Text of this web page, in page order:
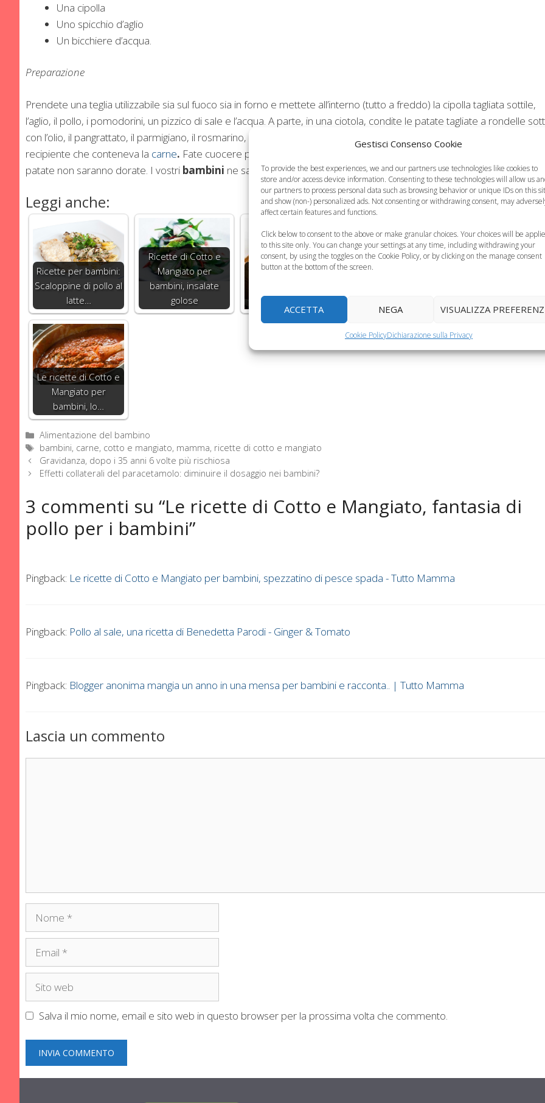
Gestisci Consenso Cookie
To provide the best experiences, we and our partners use technologies like cookies to
store and/or access device information. Consenting to these technologies will allow us
our partners to process personal data such as browsing behavior or unique IDs on this
and show (non-) personalized ads. Not consenting or withdrawing consent, may
affect certain features and functions.
Click below to consent to the above or make granular choices. Your choices will be
to this site only. You can change your settings at any time, including withdrawing your
consent, by using the toggles on the Cookie Policy, or by clicking on the manage consent
button at the bottom of the screen.
ACCETTA NEGA VISUALIZZA
Cookie PolicyDichiarazione sulla Privacy
Una cipolla
Uno spicchio d’aglio
Un bicchiere d’acqua.
Preparazione
Prendete una teglia utilizzabile sia sul fuoco sia in forno e mettete all’interno (tutto a freddo) la cipolla tagliata sottile,
l’aglio, il pollo, i pomodorini, un pizzico di sale e l’acqua. A parte, in una ciotola, condite le patate tagliate a rondelle
con l’olio, il pangrattato, il parmigiano, il rosmarino, il sale e il pepe. Ora, mescolate e distribuite le patate sul pollo, nel
recipiente che conteneva la carne. Fate cuocere per 20 minuti sul gas il vostro piatto e poi infornatelo a 200° finché
patate non saranno dorate. I vostri bambini ne saranno golosi, perché unpiatto semplice, ma completo.
Leggi anche:
Ricette per bambini:
Scaloppine di pollo al
latte…
Ricette di Cotto e
Mangiato per
bambini, insalate
golose
Le ricette di Cotto e
sfogliette alla…
Ricette di Cotto e
Le ricette di Cotto e
Mangiato per
bambini, lo…
Categorie
Alimentazione del bambino
Tag
bambini, carne, cotto e mangiato, mamma, ricette di cotto e mangiato
Gravidanza, dopo i 35 anni 6 volte più rischiosa
Effetti collaterali del paracetamolo: diminuire il dosaggio nei bambini?
3 commenti su “Le ricette di Cotto e Mangiato, fantasia di
pollo per i bambini”
Pingback: Le ricette di Cotto e Mangiato per bambini, spezzatino di pesce spada - Tutto Mamma
Pingback: Pollo al sale, una ricetta di Benedetta Parodi - Ginger & Tomato
Pingback: Blogger anonima mangia un anno in una mensa per bambini e racconta.. | Tutto Mamma
Lascia un commento
Nome
Email
Sito
Salva il mio nome, email e sito web in questo browser per la prossima volta che commento.